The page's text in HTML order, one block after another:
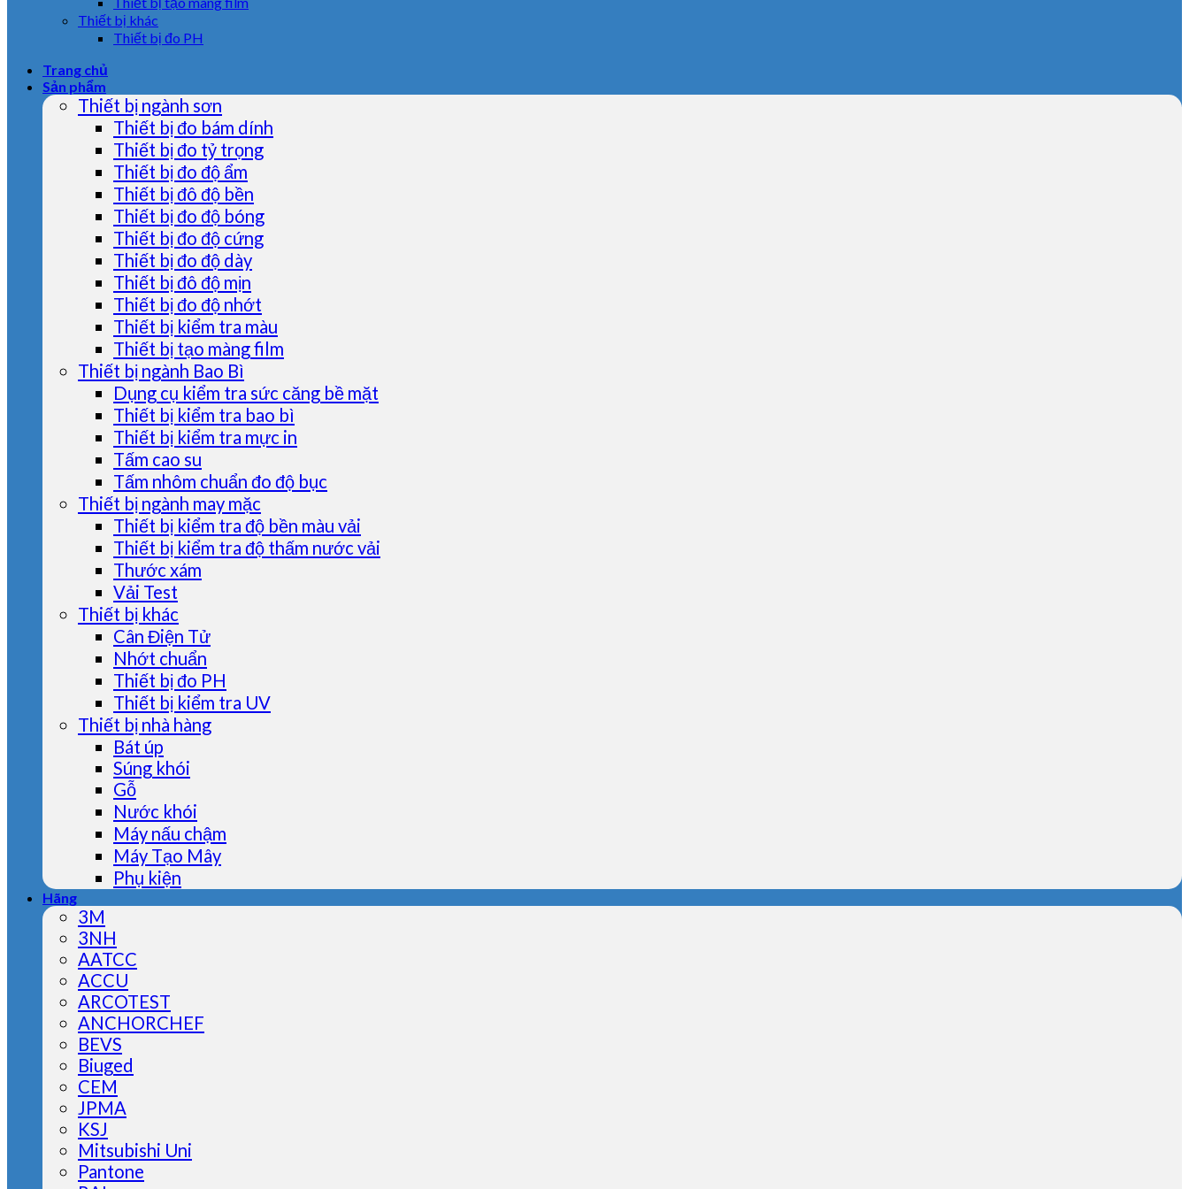
Thiết bị khác
Thiết bị đo PH
Trang chủ
Sản phẩm
Thiết bị ngành sơn
Thiết bị đo bám dính
Thiết bị đo tỷ trọng
Thiết bị đo độ ẩm
Thiết bị đô độ bền
Thiết bị đo độ bóng
Thiết bị đo độ cứng
Thiết bị đo độ dày
Thiết bị đô độ mịn
Thiết bị đo độ nhớt
Thiết bị kiểm tra màu
Thiết bị tạo màng film
Thiết bị ngành Bao Bì
Dụng cụ kiểm tra sức căng bề mặt
Thiết bị kiểm tra bao bì
Thiết bị kiểm tra mực in
Tấm cao su
Tấm nhôm chuẩn đo độ bục
Thiết bị ngành may mặc
Thiết bị kiểm tra độ bền màu vải
Thiết bị kiểm tra độ thấm nước vải
Thước xám
Vải Test
Thiết bị khác
Cân Điện Tử
Nhớt chuẩn
Thiết bị đo PH
Thiết bị kiểm tra UV
Thiết bị nhà hàng
Bát úp
Súng khói
Gỗ
Nước khói
Máy nấu chậm
Máy Tạo Mây
Phụ kiện
Hãng
3M
3NH
AATCC
ACCU
ARCOTEST
ANCHORCHEF
BEVS
Biuged
CEM
JPMA
KSJ
Mitsubishi Uni
Pantone